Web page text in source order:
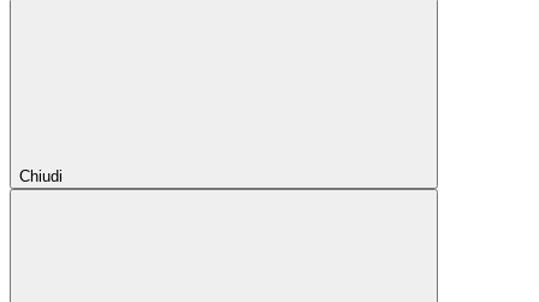
Chiudi